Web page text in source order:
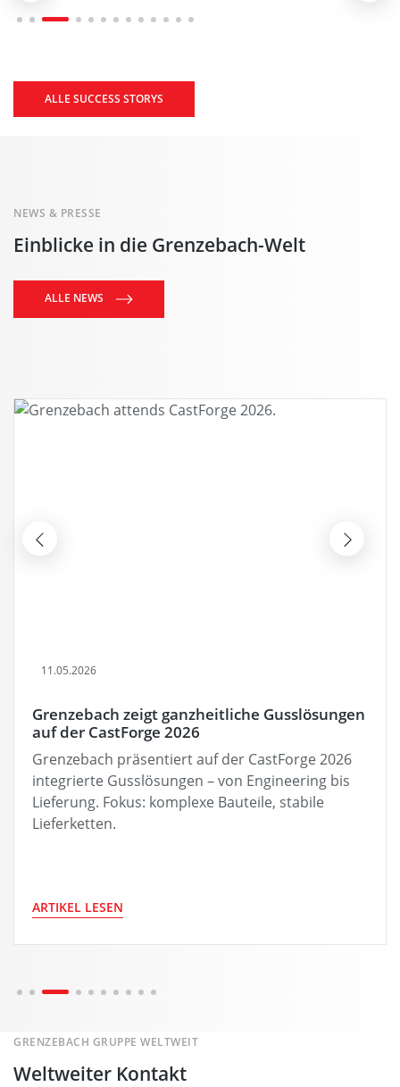
ALLE SUCCESS STORYS
Einblicke in die Grenzebach-Welt
NEWS & PRESSE
ALLE NEWS
11.05.2026
Grenzebach zeigt ganzheitliche Gusslösungen
auf der CastForge 2026
Grenzebach präsentiert auf der CastForge 2026
integrierte Gusslösungen – von Engineering bis
Lieferung. Fokus: komplexe Bauteile, stabile
Lieferketten.
ARTIKEL LESEN
Weltweiter Kontakt
GRENZEBACH GRUPPE WELTWEIT